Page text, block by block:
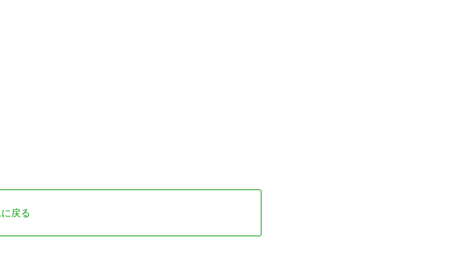
戻る